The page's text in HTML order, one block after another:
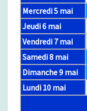
Mercredi 5 mai
Jeudi 6 mai
Vendredi 7 mai
Samedi 8 mai
Dimanche 9 mai
Lundi 10 mai